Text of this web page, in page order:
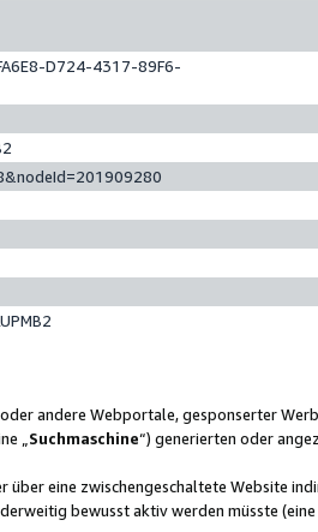
D724-4317-89F6-
andere Webportale, gesponserter
„ Suchmaschine“) generierten oder
über eine zwischengeschaltete Website
bewusst aktiv werden müsste (eine „